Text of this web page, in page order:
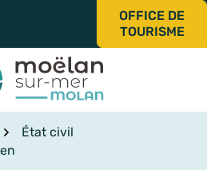
OFFICE DE
TOURISME
État civil